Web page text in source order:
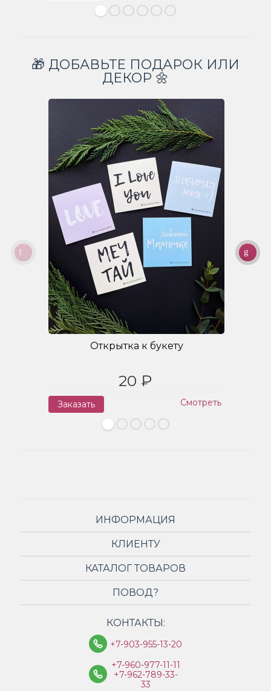
🎁 ДОБАВЬТЕ ПОДАРОК ИЛИ
ДЕКОР 🌼
Открытка к букету
20 ₽
Заказать Смотреть
ИНФОРМАЦИЯ
КЛИЕНТУ
КАТАЛОГ ТОВАРОВ
ПОВОД?
КОНТАКТЫ:
+7-903-955-13-20
+7-960-977-11-11
+7-962-789-33-
33